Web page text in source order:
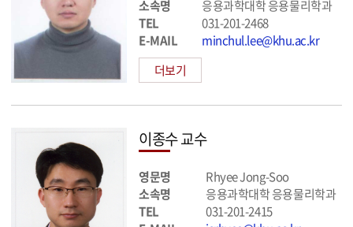
소속명
응용과학대학 응용물리학과
TEL
031-201-2468
E-MAIL
minchul.lee@khu.ac.kr
더보기
이종수 교수
영문명
Rhyee Jong-Soo
소속명
응용과학대학 응용물리학과
TEL
031-201-2415